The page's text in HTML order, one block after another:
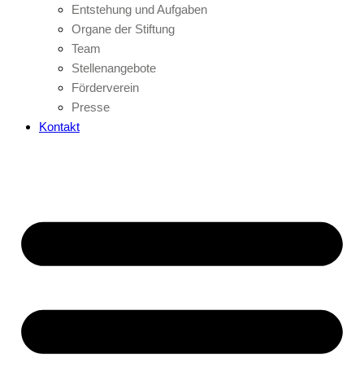
Entstehung und Aufgaben
Organe der Stiftung
Team
Stellenangebote
Förderverein
Presse
Kontakt